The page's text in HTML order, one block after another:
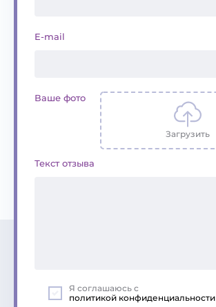
E-mail
Ваше фото
Загрузить
Текст отзыва
Я соглашаюсь с
политикой конфиденциальности